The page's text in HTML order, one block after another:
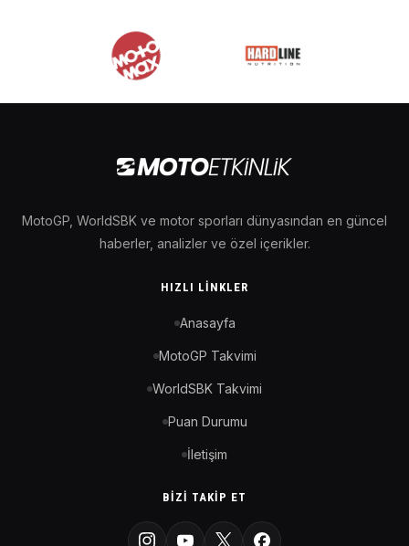
MotoGP, WorldSBK ve motor sporları dünyasından en güncel
haberler, analizler ve özel içerikler.
HIZLI LINKLER
Anasayfa
MotoGP Takvimi
WorldSBK Takvimi
Puan Durumu
İletişim
BIZI TAKIP ET